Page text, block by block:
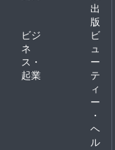
出
版
ビジ
ネ
ス・
起業
ビ
ュ
ー
テ
ィ
ー
・
ヘ
ル